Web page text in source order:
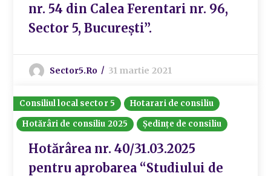
nr. 54 din Calea Ferentari nr. 96,
Sector 5, București”.
Sector5.ro 31 martie 2021
Consiliul local sector 5
Hotarari de consiliu
Hotărâri de consiliu 2025
Ședințe de consiliu
Hotărârea nr. 40/31.03.2025
pentru aprobarea “Studiului de